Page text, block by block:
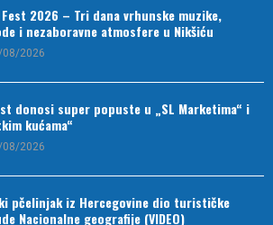
Fest 2026 – Tri dana vrhunske muzike,
i nezaboravne atmosfere u Nikšiću
08/2026
donosi super popuste u „SL Marketima“ i
kućama“
08/2026
pčelinjak iz Hercegovine dio turističke
Nacionalne geografije (VIDEO)